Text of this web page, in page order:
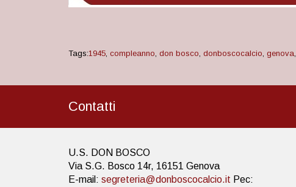
Tags:1945, compleanno, don bosco, donboscocalcio, genova,
Contatti
U.S. DON BOSCO
Via S.G. Bosco 14r, 16151 Genova
E-mail: segreteria@donboscocalcio.it Pec: